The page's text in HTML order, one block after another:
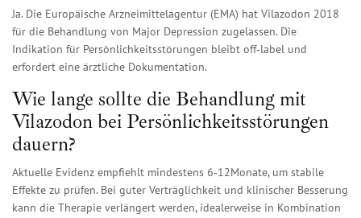
Ja. Die Europäische Arzneimittelagentur (EMA) hat Vilazodon 2018
für die Behandlung von Major Depression zugelassen. Die
Indikation für Persönlichkeitsstörungen bleibt off‑label und
erfordert eine ärztliche Dokumentation.
Wie lange sollte die Behandlung mit
Vilazodon bei Persönlichkeitsstörungen
dauern?
Aktuelle Evidenz empfiehlt mindestens 6‑12Monate, um stabile
Effekte zu prüfen. Bei guter Verträglichkeit und klinischer Besserung
kann die Therapie verlängert werden, idealerweise in Kombination